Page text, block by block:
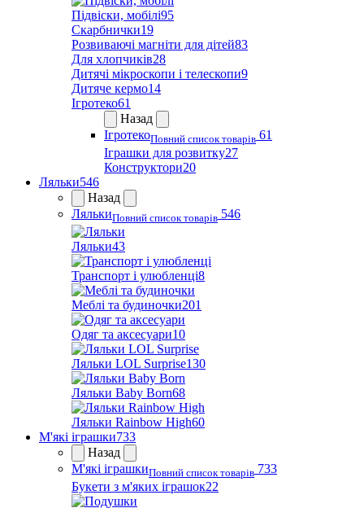
Підвіски, мобілі95
Скарбнички19
Розвиваючі магніти для дітей83
Для хлопчиків28
Дитячі мікроскопи і телескопи9
Дитяче кермо14
Ігротеко61
Назад
ІгротекоПовний список товарів 61
Іграшки для розвитку27
Конструктори20
Ляльки546
Назад
ЛялькиПовний список товарів 546
Ляльки43
Транспорт і улюбленці8
Меблі та будиночки201
Одяг та аксесуари10
Ляльки LOL Surprise130
Ляльки Baby Born68
Ляльки Rainbow High60
М'які іграшки733
Назад
М'які іграшкиПовний список товарів 733
Букети з м'яких іграшок22